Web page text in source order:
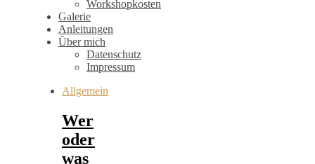
Workshopkosten
Galerie
Anleitungen
Über mich
Datenschutz
Impressum
Allgemein
Wer
oder
was